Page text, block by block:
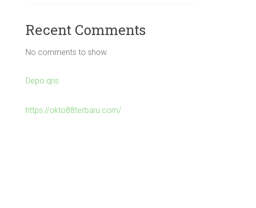
Recent Comments
No comments to show.
Depo qris
https://okto88terbaru.com/